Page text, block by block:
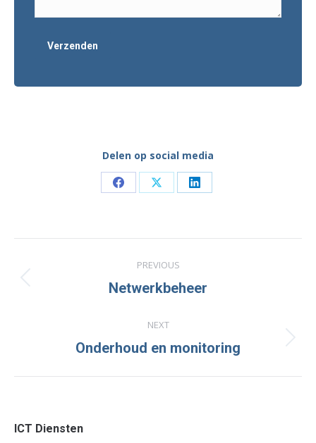
Delen op social media
Share Share Share
navigation
PREVIOUS
Previous
Netwerkbeheer
NEXT
Next
Onderhoud en monitoring
ICT Diensten